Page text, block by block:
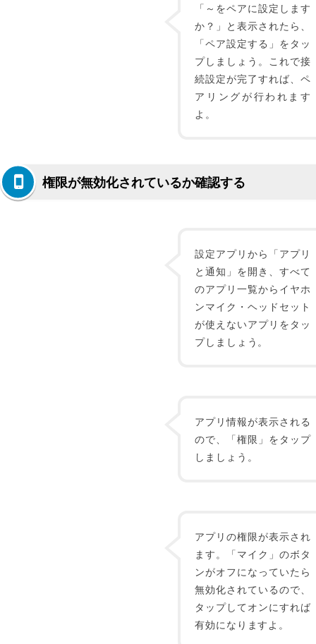
「～をペアに設定します
か？」と表示されたら、
「ペア設定する」をタッ
プしましょう。これで接
続設定が完了すれば、ペ
アリングが行われます
よ。
権限が無効化されているか確認する
設定アプリから「アプリ
と通知」を開き、すべて
のアプリ一覧からイヤホ
ンマイク・ヘッドセット
が使えないアプリをタッ
プしましょう。
アプリ情報が表示される
ので、「権限」をタップ
しましょう。
アプリの権限が表示され
ます。「マイク」のボタ
ンがオフになっていたら
無効化されているので、
タップしてオンにすれば
有効になりますよ。